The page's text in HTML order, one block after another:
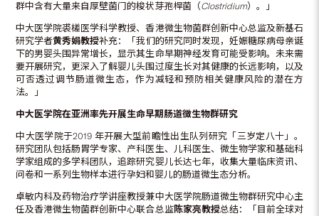
群中含有大量来自厚壁菌门的梭状芽孢桿菌（Clostridium）。」
中大医学院裘槎医学科学教授、香港微生物菌群创新中心总监及新基石
研究学者黄秀娟教授补充：「我们的研究同时发现，妊娠糖尿病母亲诞
下的男婴头围异常增长，显示其生命早期神经发育可能受影响。未来需
要开展研究，更深入了解婴儿头围过度生长对其健康的长远影响，以及
可否透过调节肠道微生态，作为减轻和预防相关健康风险的潜在方
法。」
中大医学院在亚洲率先开展生命早期肠道微生物群研究
中大医学院于2019 年开展大型前瞻性出生队列研究「三岁定八十」。
研究团队包括肠胃学专家、产科医生、儿科医生、微生物学家和基础科
学家组成的多学科团队，追踪研究婴儿长达七年，收集大量临床资讯、
问卷和一系列生物样本进行孕妇和婴儿的肠道微生态分析。
卓敏内科及药物治疗学讲座教授兼中大医学院肠道微生物群研究中心主
任及香港微生物菌群创新中心联合总监陈家亮教授总结：「目前全球对